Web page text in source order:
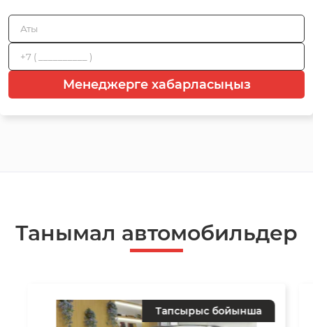
Менеджерге хабарласыңыз
Танымал автомобильдер
Тапсырыс бойынша